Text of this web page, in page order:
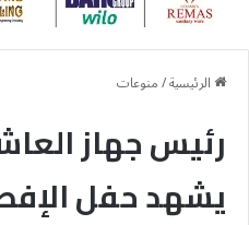
الرئيسية/منوعات
رئيس جهاز
يشهد حفل